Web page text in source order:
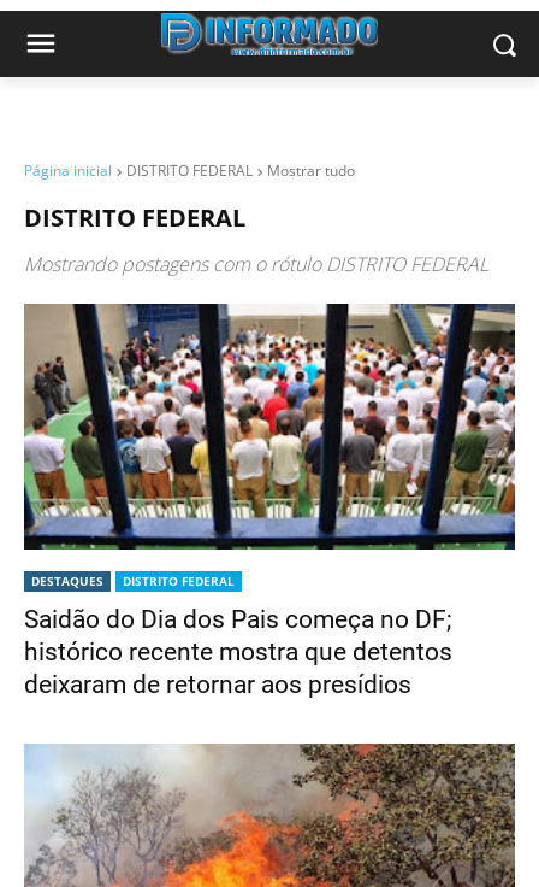
Página inicial DISTRITO FEDERAL Mostrar tudo
DISTRITO FEDERAL
Mostrando postagens com o rótuloDISTRITO FEDERAL
DESTAQUES DISTRITO FEDERAL
Saidão do Dia dos Pais começa no DF;
histórico recente mostra que detentos
deixaram de retornar aos presídios